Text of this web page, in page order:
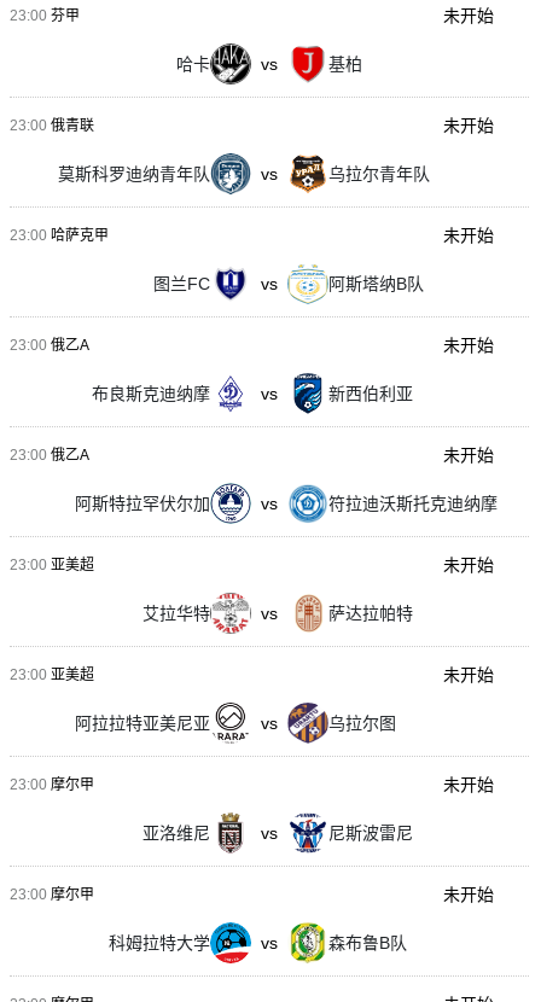
23:00 芬甲
哈卡 vs 基柏
未开始
23:00 俄青联
莫斯科罗迪纳青年队 vs 乌拉尔青年队
未开始
23:00 哈萨克甲
图兰FC vs 阿斯塔纳B队
未开始
23:00 俄乙A
布良斯克迪纳摩 vs 新西伯利亚
未开始
23:00 俄乙A
阿斯特拉罕伏尔加 vs 符拉迪沃斯托克迪纳摩
未开始
23:00 亚美超
艾拉华特 vs 萨达拉帕特
未开始
23:00 亚美超
阿拉拉特亚美尼亚 vs 乌拉尔图
未开始
23:00 摩尔甲
亚洛维尼 vs 尼斯波雷尼
未开始
23:00 摩尔甲
科姆拉特大学 vs 森布鲁B队
未开始